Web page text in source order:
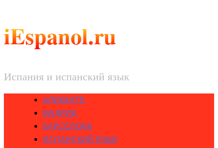
iEspanol.ru
Испания и испанский язык
АЛИКАНТЕ
МАДРИД
БАРСЕЛОНА
ИСПАНСКИЙ ЯЗЫК